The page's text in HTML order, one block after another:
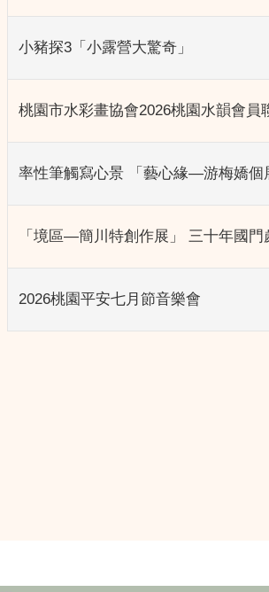
小豬探3「小露營大驚奇」
桃園市水彩畫協會2026桃園水韻會員
率性筆觸寫心景 「藝心緣—游梅嬌個
「境區—簡川特創作展」 三十年國
2026桃園平安七月節音樂會